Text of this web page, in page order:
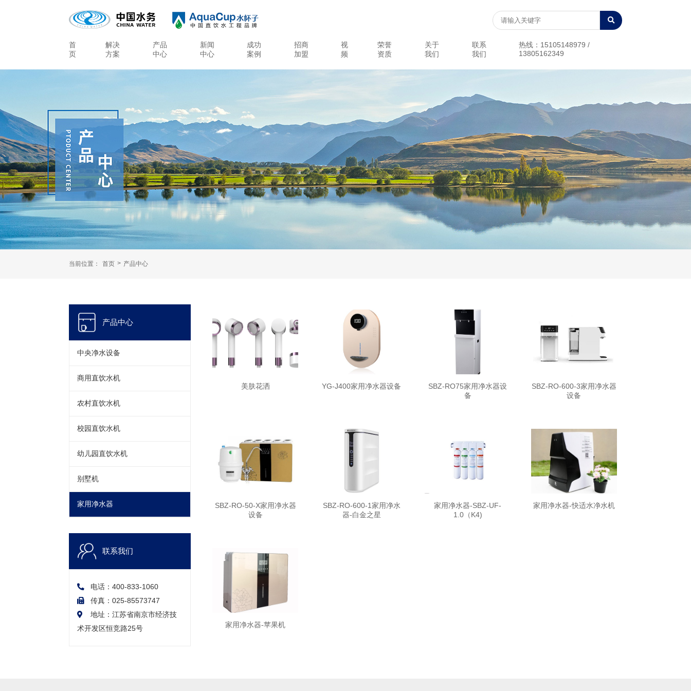
首
页
解决
方案
产品
中心
新闻
中心
成功
案例
招商
加盟
视
频
荣誉
资质
关于
我们
联系
我们
热线：15105148979 /
13805162349
当前位置： 首页 > 产品中心
产品中心
中央净水设备
商用直饮水机
农村直饮水机
校园直饮水机
幼儿园直饮水机
别墅机
家用净水器
联系我们
电话：400-833-1060
传真：025-85573747
地址：江苏省南京市经济技
术开发区恒竞路25号
美肤花洒 YG-J400家用净水器设备
SBZ-RO75家用净水器设
备
SBZ-RO-600-3家用净水器
设备
SBZ-RO-50-X家用净水器
设备
SBZ-RO-600-1家用净水
器-白金之星
家用净水器-SBZ-UF-
1.0（K4)
家用净水器-快适水净水机
家用净水器-苹果机